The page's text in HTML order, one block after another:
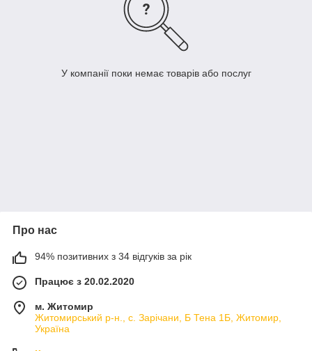
У компанії поки немає товарів або послуг
Про нас
94% позитивних з 34 відгуків за рік
Працює з 20.02.2020
м. Житомир
Житомирський р-н., с. Зарічани, Б Тена 1Б, Житомир,
Україна